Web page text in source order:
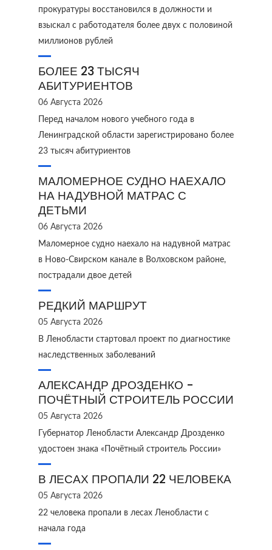
прокуратуры восстановился в должности и
взыскал с работодателя более двух с половиной
миллионов рублей
БОЛЕЕ 23 ТЫСЯЧ
АБИТУРИЕНТОВ
06 Августа 2026
Перед началом нового учебного года в
Ленинградской области зарегистрировано более
23 тысяч абитуриентов
МАЛОМЕРНОЕ СУДНО НАЕХАЛО
НА НАДУВНОЙ МАТРАС С
ДЕТЬМИ
06 Августа 2026
Маломерное судно наехало на надувной матрас
в Ново‑Свирском канале в Волховском районе,
пострадали двое детей
РЕДКИЙ МАРШРУТ
05 Августа 2026
В Ленобласти стартовал проект по диагностике
наследственных заболеваний
АЛЕКСАНДР ДРОЗДЕНКО -
ПОЧЁТНЫЙ СТРОИТЕЛЬ РОССИИ
05 Августа 2026
Губернатор Ленобласти Александр Дрозденко
удостоен знака «Почётный строитель России»
В ЛЕСАХ ПРОПАЛИ 22 ЧЕЛОВЕКА
05 Августа 2026
22 человека пропали в лесах Ленобласти с
начала года